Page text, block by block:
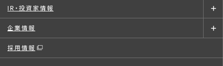
IR・投資家情報
企業情報
採用情報